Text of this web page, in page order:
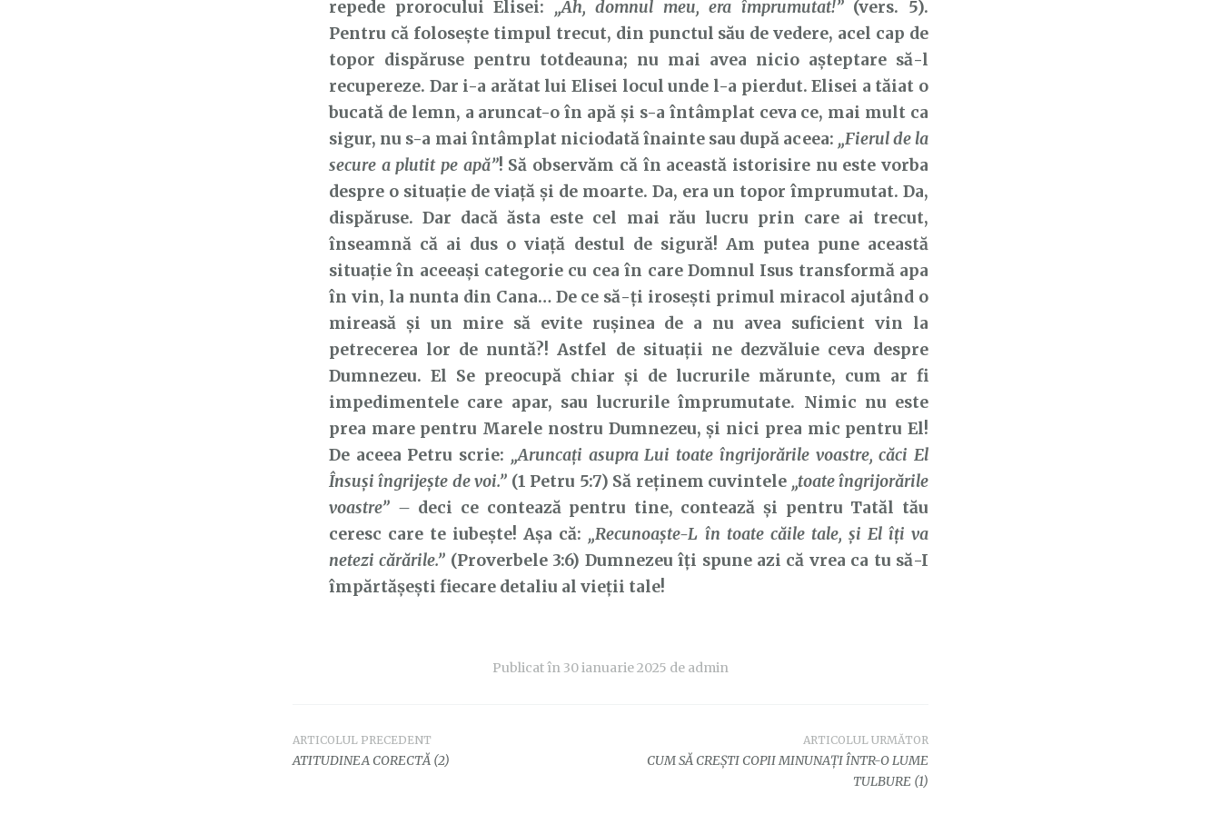
repede prorocului Elisei: „Ah, domnul meu, era împrumutat!”(vers. 5).
Pentru că folosește timpul trecut, din punctul său de vedere, acel cap de
topor dispăruse pentru totdeauna; nu mai avea nicio așteptare să-l
recupereze. Dar i-a arătat lui Elisei locul unde l-a pierdut. Elisei a tăiat o
bucată de lemn, a aruncat-o în apă și s-a întâmplat ceva ce, mai mult ca
sigur, nu s-a mai întâmplat niciodată înainte sau după aceea: „Fierulde la
secure a plutit pe apă”! Să observăm că în această istorisire nu este vorba
despre o situație de viață și de moarte. Da, era un topor împrumutat. Da,
dispăruse. Dar dacă ăsta este cel mai rău lucru prin care ai trecut,
înseamnă că ai dus o viață destul de sigură! Am putea pune această
situație în aceeași categorie cu cea în care Domnul Isus transformă apa
în vin, la nunta din Cana… De ce să-ți irosești primul miracol ajutând o
mireasă și un mire să evite rușinea de a nu avea suficient vin la
petrecerea lor de nuntă?! Astfel de situații ne dezvăluie ceva despre
Dumnezeu. El Se preocupă chiar și de lucrurile mărunte, cum ar fi
impedimentele care apar, sau lucrurile împrumutate. Nimic nu este
prea mare pentru Marele nostru Dumnezeu, și nici prea mic pentru El!
De aceea Petru scrie: „Aruncaţi asupra Lui toate îngrijorările voastre, căci El
Însuşi îngrijeşte de voi.” (1 Petru 5:7) Să reținem cuvintele „toate îngrijorările
voastre” – deci ce contează pentru tine, contează și pentru Tatăl tău
ceresc care te iubește! Așa că: „Recunoaşte-L în toate căile tale, şi El îţi va
netezi cărările.” (Proverbele 3:6) Dumnezeu îți spune azi că vrea ca tu să-I
împărtășești fiecare detaliu al vieții tale!
Publicat în 30 ianuarie 2025 de admin
Navigare
ARTICOLUL PRECEDENT
ATITUDINEA CORECTĂ (2)
ARTICOLUL URMĂTOR
CUM SĂ CREȘTI COPII MINUNAȚI ÎNTR-O LUME
TULBURE (1)